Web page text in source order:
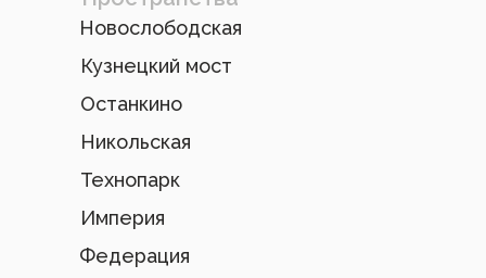
Федерация
Никольская
Кузнецкий мост
Империя
Технопарк
Останкино
Новослободская